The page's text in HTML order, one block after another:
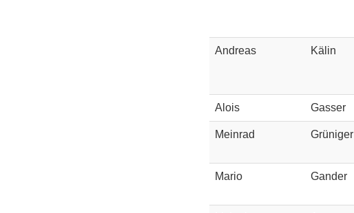
Andreas Kälin
Alois Gasser
Meinrad Grüniger
Mario Gander